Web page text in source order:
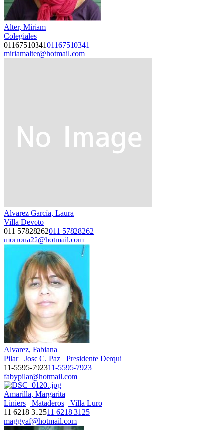
Alter, Miriam
Colegiales
0116751034101167510341
miriamalter@hotmail.com
Alvarez García, Laura
Villa Devoto
011 57828262011 57828262
morrona22@hotmail.com
Alvarez, Fabiana
Pilar
Jose C. Paz
Presidente Derqui
11-5595-792311-5595-7923
fabypilar@hotmail.com
Amarilla, Margarita
Liniers
Mataderos
Villa Luro
11 6218 312511 6218 3125
maggyaf@hotmail.com